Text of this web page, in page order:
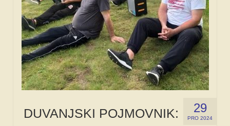
29
PRO 2024
DUVANJSKI POJMOVNIK: